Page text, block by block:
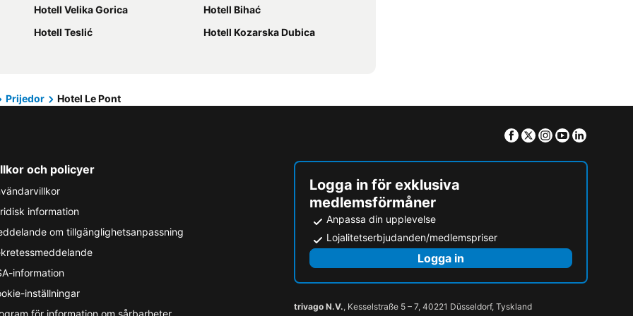
Hotell Velika Gorica
Hotell Bihać
Hotell Teslić
Hotell Kozarska Dubica
Prijedor Hotel Le Pont
Facebook
TwitterInstagram
Youtube
och policyer
information
om tillgänglighetsanpassning
information
inställningar
för information om sårbarheter
Logga in för exklusiva
medlemsförmåner
Anpassa din upplevelse
Lojalitetserbjudanden/medlemspriser
Logga in
trivago N.V., Kesselstraße 5 – 7, 40221 Düsseldorf, Tyskland